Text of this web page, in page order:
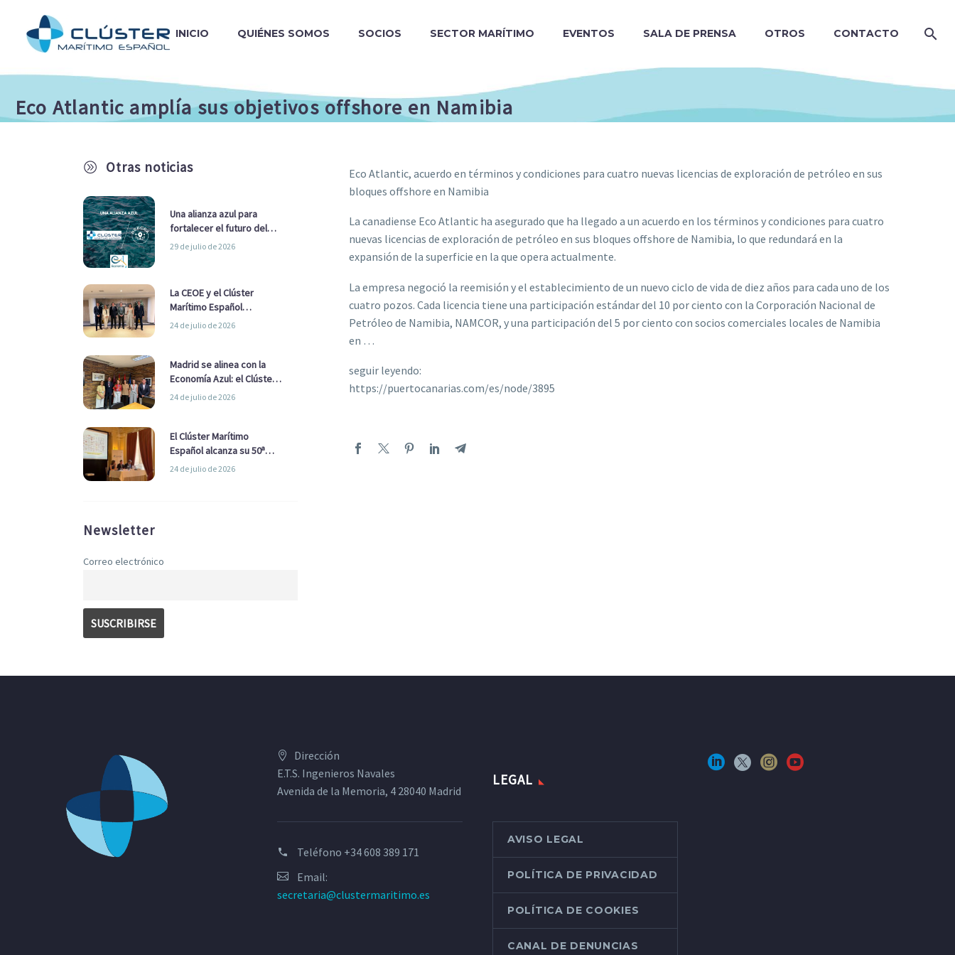
INICIO QUIÉNES SOMOS SOCIOS SECTOR MARÍTIMO EVENTOS SALA DE PRENSA OTROS CONTACTO
Eco Atlantic amplía sus objetivos offshore en Namibia
A Otras noticias
Una alianza azul para
fortalecer el futuro del
sector marítimo
29 de julio de 2026
La CEOE y el Clúster
Marítimo Español
refuerzan su alianza para
24 de julio de 2026
Madrid se alinea con la
Economía Azul: el Clúster
Marítimo Español y la Real
Ayuntamiento
24 de julio de 2026
El Clúster Marítimo
Español alcanza su 50ª
Asamblea reafirmando su
24 de julio de 2026
Newsletter
Correo electrónico
Eco Atlantic, acuerdo en términos y condiciones para cuatro nuevas licencias de exploración de petróleo en sus
bloques offshore en Namibia
La canadiense Eco Atlantic ha asegurado que ha llegado a un acuerdo en los términos y condiciones para cuatro
nuevas licencias de exploración de petróleo en sus bloques offshore de Namibia, lo que redundará en la
expansión de la superficie en la que opera actualmente.
La empresa negoció la reemisión y el establecimiento de un nuevo ciclo de vida de diez años para cada uno de los
cuatro pozos. Cada licencia tiene una participación estándar del 10 por ciento con la Corporación Nacional de
Petróleo de Namibia, NAMCOR, y una participación del 5 por ciento con socios comerciales locales de Namibia
en …
seguir leyendo:
https://puertocanarias.com/es/node/3895
Dirección
E.T.S. Ingenieros Navales
Avenida de la Memoria, 4 28040 Madrid
Teléfono +34 608 389 171
Email:
secretaria@clustermaritimo.es
LEGAL
AVISO LEGAL
POLÍTICA DE PRIVACIDAD
POLÍTICA DE COOKIES
CANAL DE DENUNCIAS